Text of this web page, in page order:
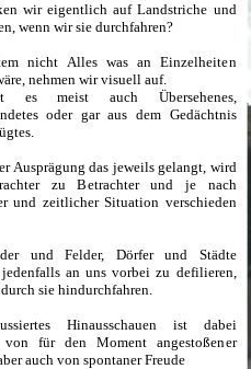
wir eigentlich auf Landstriche und
wenn wir sie durchfahren?
nicht Alles was an Einzelheiten
nehmen wir visuell auf.
es meist auch Übersehenes,
oder gar aus dem Gedächtnis
Ausprägung das jeweils gelangt, wird
zu Betrachter und je nach
und zeitlicher Situation verschieden
und Felder, Dörfer und Städte
jedenfalls an uns vorbei zu defilieren,
sie hindurchfahren.
Hinausschauen ist dabei
von für den Moment angestoßener
auch von spontaner Freude